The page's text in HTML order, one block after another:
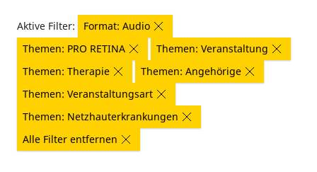
Aktive Filter:
Format: Audio
Themen: PRO RETINA
Themen: Veranstaltung
Themen: Therapie
Themen: Angehörige
Themen: Veranstaltungsart
Themen: Netzhauterkrankungen
Alle Filter entfernen